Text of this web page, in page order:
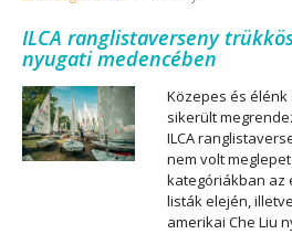
ILCA ranglistaverseny
nyugati medencében
Közepes és
sikerült
ILCA
nem volt
kategóriákban az
listák elején,
amerikai Che Liu